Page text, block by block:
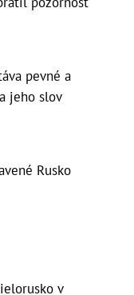
pevné a
jeho slov
Rusko
v